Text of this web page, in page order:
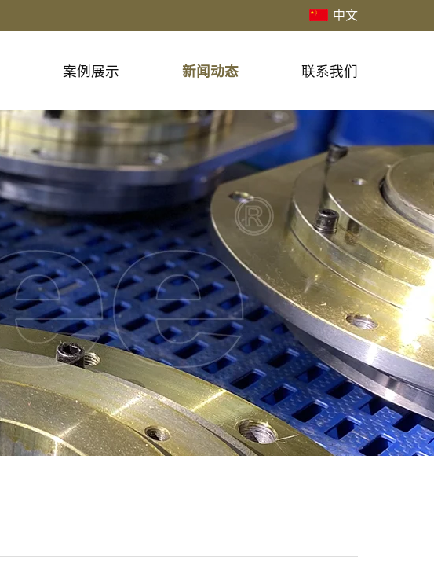
中文
案例展示 新闻动态 联系我们